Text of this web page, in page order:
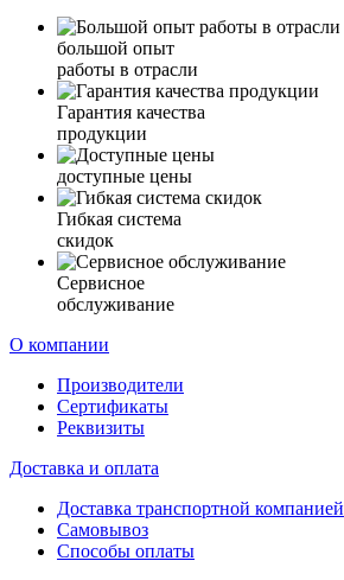
большой опыт
работы в отрасли
Гарантия качества
продукции
доступные цены
Гибкая система
скидок
Сервисное
обслуживание
О компании
Производители
Сертификаты
Реквизиты
Доставка и оплата
Доставка транспортной компанией
Самовывоз
Способы оплаты